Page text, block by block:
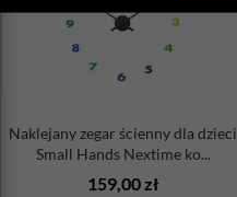
Naklejany zegar ścienny dla dzieci
Small Hands Nextime ko...
159,00 zł